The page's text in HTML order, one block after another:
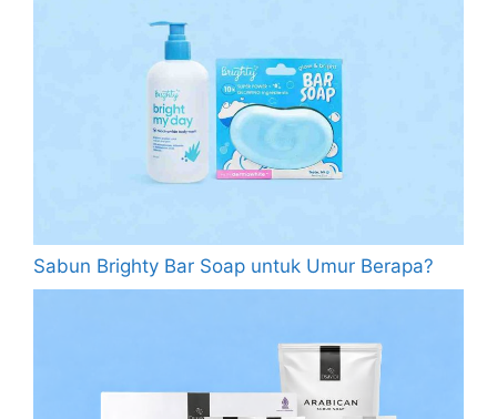
Sabun Brighty Bar Soap untuk Umur Berapa?